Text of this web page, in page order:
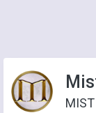
MIST